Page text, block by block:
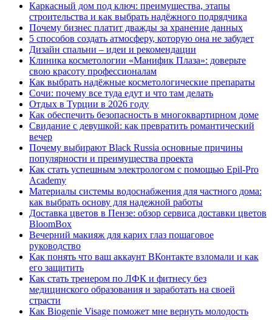
Каркасный дом под ключ: преимущества, этапы
строительства и как выбрать надёжного подрядчика
Почему бизнес платит дважды за хранение данных
5 способов создать атмосферу, которую она не забудет
Дизайн спальни – идеи и рекомендации
Клиника косметологии «Манифик Плаза»: доверьте
свою красоту профессионалам
Как выбрать надёжные косметологические препараты
Сочи: почему все туда едут и что там делать
Отдых в Турции в 2026 году
Как обеспечить безопасность в многоквартирном доме
Свидание с девушкой: как превратить романтический
вечер
Почему выбирают Black Russia основные причины
популярности и преимущества проекта
Как стать успешным электрологом с помощью Epil-Pro
Academy
Материалы системы водоснабжения для частного дома:
как выбрать основу для надежной работы
Доставка цветов в Пензе: обзор сервиса доставки цветов
BloomBox
Вечерний макияж для карих глаз пошаговое
руководство
Как понять что ваш аккаунт ВКонтакте взломали и как
его защитить
Как стать тренером по ЛФК и фитнесу без
медицинского образования и заработать на своей
страсти
Как Biogenie Visage поможет мне вернуть молодость